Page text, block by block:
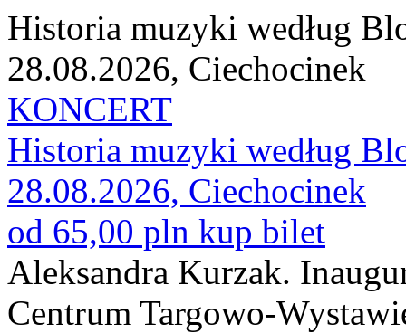
Historia muzyki według
28.08.2026, Ciechocinek
KONCERT
Historia muzyki według
28.08.2026, Ciechocinek
od 65,00 pln kup bilet
Aleksandra Kurzak.
Centrum Targowo-